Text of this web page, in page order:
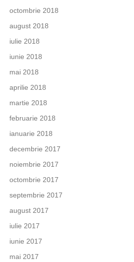
octombrie 2018
august 2018
iulie 2018
iunie 2018
mai 2018
aprilie 2018
martie 2018
februarie 2018
ianuarie 2018
decembrie 2017
noiembrie 2017
octombrie 2017
septembrie 2017
august 2017
iulie 2017
iunie 2017
mai 2017